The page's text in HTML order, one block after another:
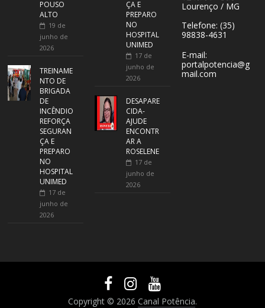
POUSO
ALTO
19 de
junho de
2026
TREINAME
NTO DE
BRIGADA
DE
INCÊNDIO
REFORÇA
SEGURAN
ÇA E
PREPARO
NO
HOSPITAL
UNIMED
17 de
junho de
2026
ÇA E
PREPARO
NO
HOSPITAL
UNIMED
17 de
junho de
2026
DESAPARE
CIDA-
AJUDE
ENCONTR
AR A
ROSELENE
17 de
junho de
2026
Lourenço / MG
Telefone: (35)
98838-4631
E-mail:
portalpotencia@g
mail.com
Copyright © 2026 Canal Potência.